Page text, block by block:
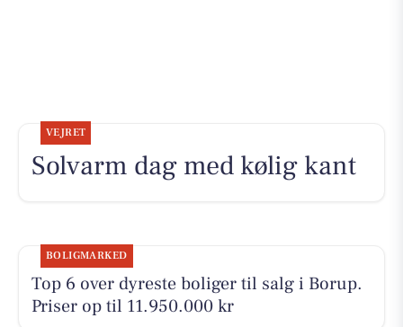
VEJRET
Solvarm dag med kølig kant
BOLIGMARKED
Top 6 over dyreste boliger til salg i Borup.
Priser op til 11.950.000 kr